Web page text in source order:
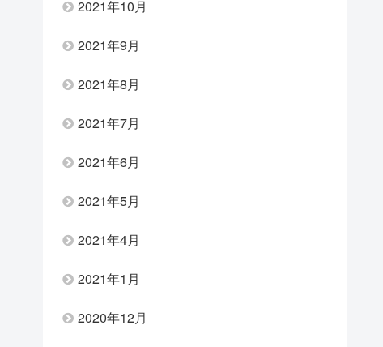
2021年10月
2021年9月
2021年8月
2021年7月
2021年6月
2021年5月
2021年4月
2021年1月
2020年12月